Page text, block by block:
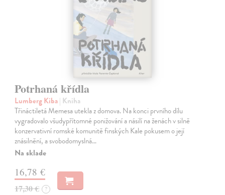
Potrhaná křídla
Lumberg Kiba| Kniha
Třináctiletá Memesa utekla z domova. Na konci prvního dílu
vygradovalo všudypřítomné ponižování a násilí na ženách v silně
konzervativní romské komunitě finských Kale pokusem o její
znásilnění, a svobodomyslná…
Na sklade
16,78 €
17,30 € ?